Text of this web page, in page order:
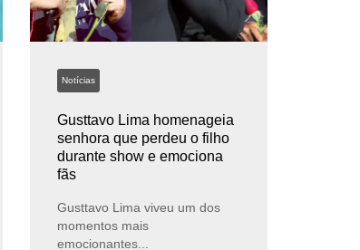
Notícias
Gusttavo Lima homenageia
senhora que perdeu o filho
durante show e emociona
fãs
Gusttavo Lima viveu um dos
momentos mais
emocionantes...